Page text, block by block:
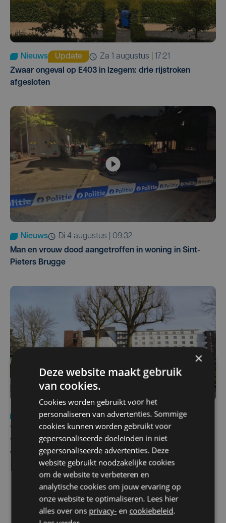
Nieuws Update
za 1 augustus | 17:21
Zwaar ongeval op E403 in Izegem: drie rijstroken
afgesloten
Nieuws
di 4 augustus | 09:32
Man en vrouw dood aangetroffen in woning in Sint-
Pieters Brugge
Nieuws
wo 5 augustus | 11:57
Vier Oostendse gynaecologen versterken dienst in AZ
West, dat ook een nieuwe voltijdse gynaecoloog
verwelkomt
×
Deze website maakt gebruik
van cookies.
Cookies worden gebruikt voor het
personaliseren van advertenties. Sommige
cookies kunnen worden gebruikt voor
gepersonaliseerde doeleinden in niet
gepersonaliseerde advertenties. Deze
website gebruikt noodzakelijke cookies
om de website te verbeteren en
analytische cookies om jouw ervaring op
onze website te optimaliseren. Lees hier
alles over ons privacy- en cookiebeleid.